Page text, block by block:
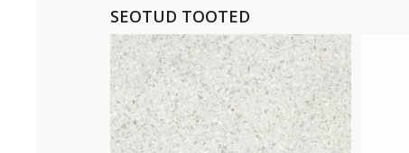
SEOTUD TOOTED